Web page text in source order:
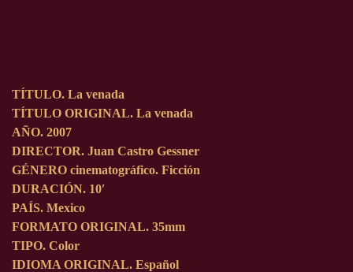
TÍTULO. La venada
TÍTULO ORIGINAL. La venada
AÑO. 2007
DIRECTOR. Juan Castro Gessner
GÉNERO cinematográfico. Ficción
DURACIÓN. 10′
PAÍS. Mexico
FORMATO ORIGINAL. 35mm
TIPO. Color
IDIOMA ORIGINAL. Español